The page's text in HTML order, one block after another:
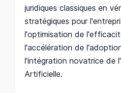
juridiques classiques en
stratégiques pour
l'optimisation de
l'accélération de
l'intégration novatrice de
Artificielle.